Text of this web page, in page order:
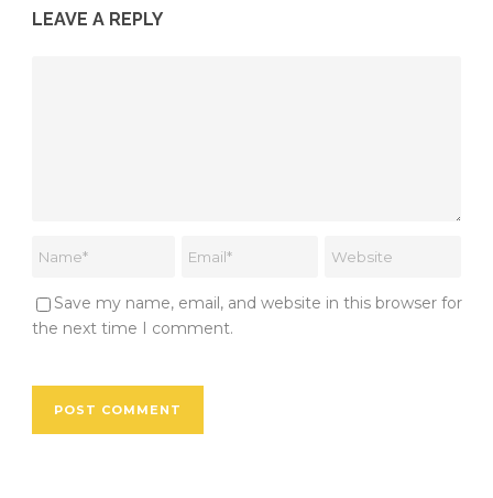
LEAVE A REPLY
Save my name, email, and website in this browser for
the next time I comment.